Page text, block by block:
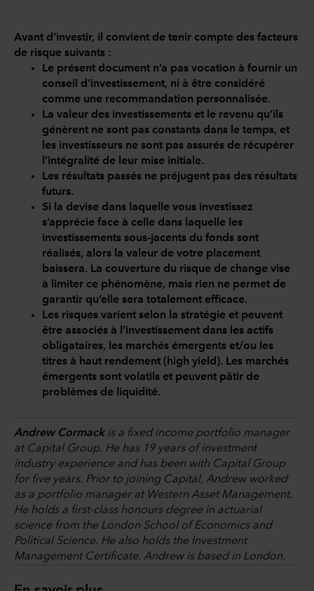
Avant d’investir, il convient de tenir compte des facteurs
de risque suivants :
Le présent document n’a pas vocation à fournir un
conseil d’investissement, ni à être considéré
comme une recommandation personnalisée.
La valeur des investissements et le revenu qu’ils
génèrent ne sont pas constants dans le temps, et
les investisseurs ne sont pas assurés de récupérer
l’intégralité de leur mise initiale.
Les résultats passés ne préjugent pas des résultats
futurs.
Si la devise dans laquelle vous investissez
s’apprécie face à celle dans laquelle les
investissements sous-jacents du fonds sont
réalisés, alors la valeur de votre placement
baissera. La couverture du risque de change vise
à limiter ce phénomène, mais rien ne permet de
garantir qu’elle sera totalement efficace.
Les risques varient selon la stratégie et peuvent
être associés à l’investissement dans les actifs
obligataires, les marchés émergents et/ou les
titres à haut rendement (high yield). Les marchés
émergents sont volatils et peuvent pâtir de
problèmes de liquidité.
Andrew Cormack is a fixed income portfolio manager
at Capital Group. He has 19 years of investment
industry experience and has been with Capital Group
for five years. Prior to joining Capital, Andrew worked
as a portfolio manager at Western Asset Management.
He holds a first-class honours degree in actuarial
science from the London School of Economics and
Political Science. He also holds the Investment
Management Certificate. Andrew is based in London.